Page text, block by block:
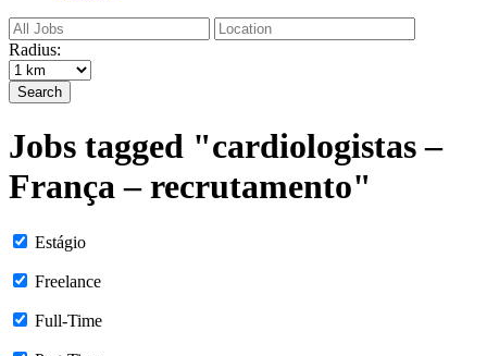
Radius:
Search
Jobs tagged "cardiologistas –
França – recrutamento"
Estágio
Freelance
Full-Time